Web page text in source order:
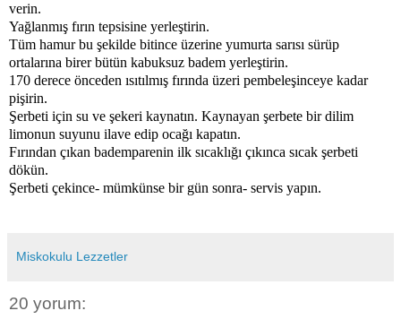
verin.
Yağlanmış fırın tepsisine yerleştirin.
Tüm hamur bu şekilde bitince üzerine yumurta sarısı sürüp
ortalarına birer bütün kabuksuz badem yerleştirin.
170 derece önceden ısıtılmış fırında üzeri pembeleşinceye kadar
pişirin.
Şerbeti için su ve şekeri kaynatın. Kaynayan şerbete bir dilim
limonun suyunu ilave edip ocağı kapatın.
Fırından çıkan bademparenin ilk sıcaklığı çıkınca sıcak şerbeti
dökün.
Şerbeti çekince- mümkünse bir gün sonra- servis yapın.
Miskokulu Lezzetler
20 yorum: